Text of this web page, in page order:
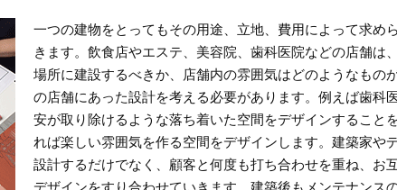
一つの建物をとってもその用途、立地、費用によって求め
きます。飲食店やエステ、美容院、歯科医院などの店舗は
場所に建設するべきか、店舗内の雰囲気はどのようなもの
の店舗にあった設計を考える必要があります。例えば歯科
安が取り除けるような落ち着いた空間をデザインすること
れば楽しい雰囲気を作る空間をデザインします。建築家や
設計するだけでなく、顧客と何度も打ち合わせを重ね、お
デザインをすり合わせていきます。建築後もメンテナンス